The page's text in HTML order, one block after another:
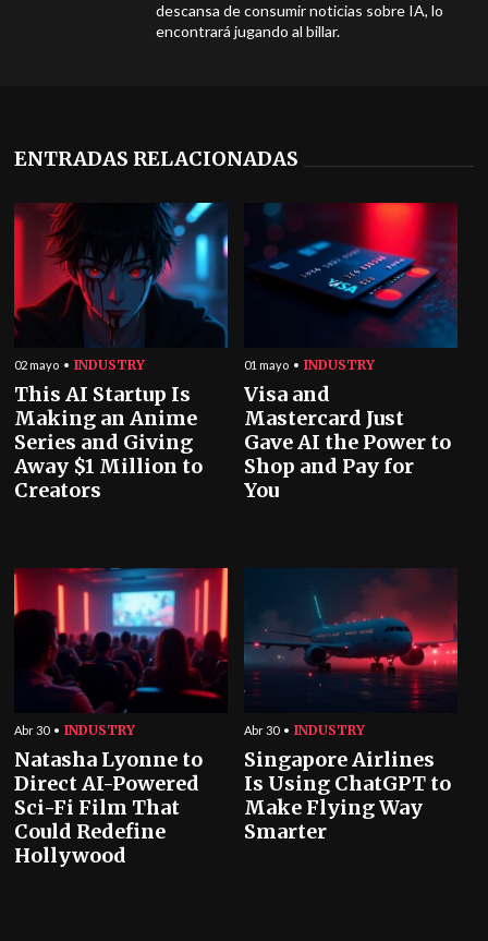
descansa de consumir noticias sobre IA, lo
encontrará jugando al billar.
ENTRADAS RELACIONADAS
02 mayo INDUSTRY
This AI Startup Is
Making an Anime
Series and Giving
Away $1 Million to
Creators
01 mayo INDUSTRY
Visa and
Mastercard Just
Gave AI the Power to
Shop and Pay for
You
Abr 30 INDUSTRY
Natasha Lyonne to
Direct AI-Powered
Sci-Fi Film That
Could Redefine
Hollywood
Abr 30 INDUSTRY
Singapore Airlines
Is Using ChatGPT to
Make Flying Way
Smarter